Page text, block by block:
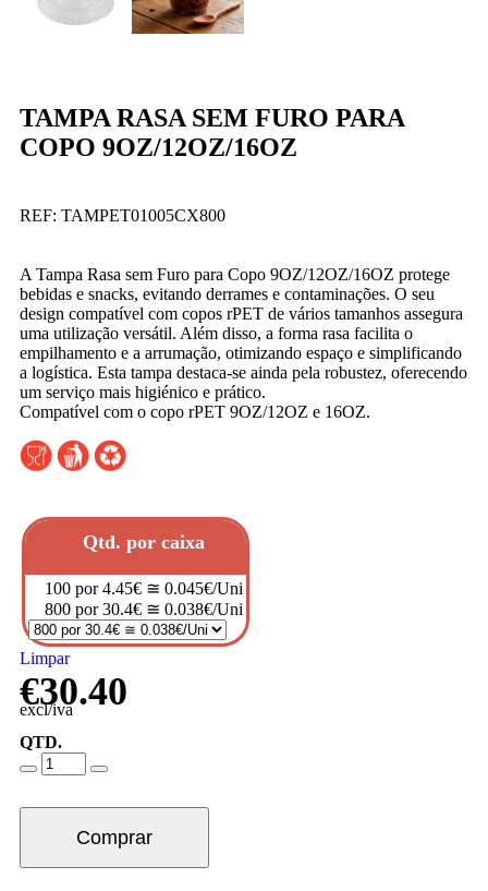
TAMPA RASA SEM FURO PARA
COPO 9OZ/12OZ/16OZ
REF: TAMPET01005CX800
A Tampa Rasa sem Furo para Copo 9OZ/12OZ/16OZ protege
bebidas e snacks, evitando derrames e contaminações. O seu
design compatível com copos rPET de vários tamanhos assegura
uma utilização versátil. Além disso, a forma rasa facilita o
empilhamento e a arrumação, otimizando espaço e simplificando
a logística. Esta tampa destaca-se ainda pela robustez, oferecendo
um serviço mais higiénico e prático.
Compatível com o copo rPET 9OZ/12OZ e 16OZ.
Qtd. por caixa
100 por 4.45€ ≅ 0.045€/Uni
800 por 30.4€ ≅ 0.038€/Uni
Limpar
€30.40
excl/iva
QTD.
Comprar